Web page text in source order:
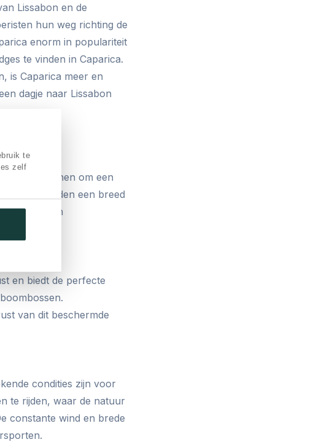
te
zelf
Lissabon en de
hun weg richting de
enorm in populariteit
te vinden in Caparica.
is Caparica meer en
dagje naar Lissabon
meer redenen om een
bieden een breed
dan alleen
en biedt de perfecte
van dit beschermde
condities zijn voor
te rijden, waar de natuur
constante wind en brede